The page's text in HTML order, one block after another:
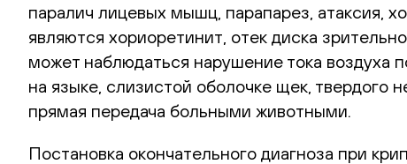
паралич лицевых мышц, парапарез, атаксия,
являются хориоретинит, отек диска
может наблюдаться нарушение тока воздуха
на языке, слизистой оболочке щек, твердого
прямая передача больными животными.
Постановка окончательного диагноза при